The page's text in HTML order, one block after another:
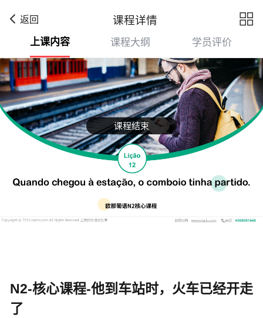
返回 课程详情 
课程结束
上课内容 课程大纲 学员评价
N2-核心课程-他到车站时，火车已经开走
了